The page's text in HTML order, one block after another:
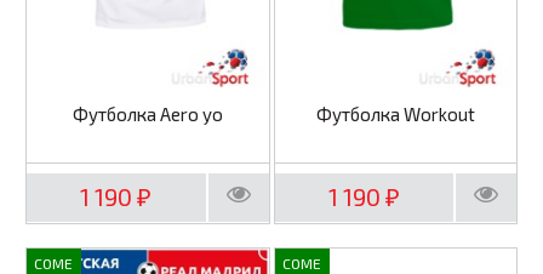
Футболка Aero yo
1 190₽
Футболка Workout
1 190 ₽
COME COME